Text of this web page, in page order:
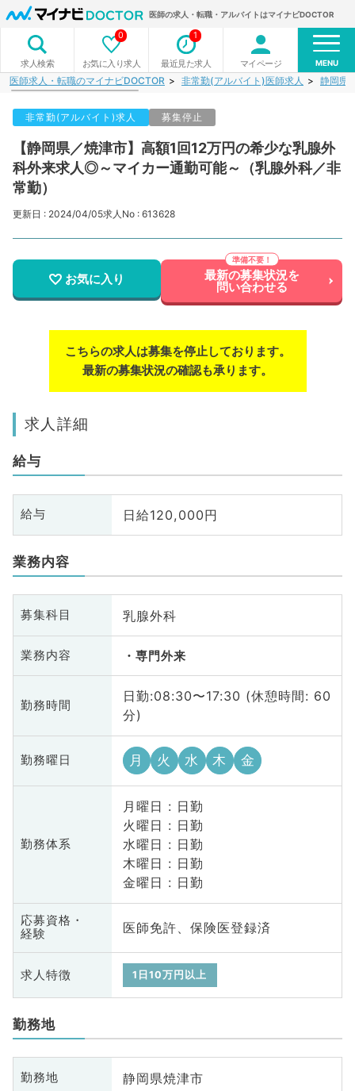
医師の求人・転職・アルバイトはマイナビDOCTOR
求人検索 お気に入り求人
0
最近見た求人
1
マイページ MENU
医師求人・転職のマイナビDOCTOR 非常勤(アルバイト)医師求人 静岡県
非常勤(アルバイト)求人 募集停止
【静岡県／焼津市】高額1回12万円の希少な乳腺外
科外来求人◎～マイカー通勤可能～（乳腺外科／非
常勤）
更新日 : 2024/04/05求人No : 613628
お気に入り 最新の募集状況を
問い合わせる
こちらの求人は募集を停止しております。
最新の募集状況の確認も承ります。
求人詳細
給与
給与 日給120,000円
業務内容
募集科目 乳腺外科
業務内容 専門外来
勤務時間
日勤:08:30〜17:30 (休憩時間: 60
分)
勤務曜日 月 火 水 木 金
勤務体系
月曜日 : 日勤
火曜日 : 日勤
水曜日 : 日勤
木曜日 : 日勤
金曜日 : 日勤
応募資格・
経験
医師免許、保険医登録済
求人特徴 1日10万円以上
勤務地
勤務地 静岡県焼津市